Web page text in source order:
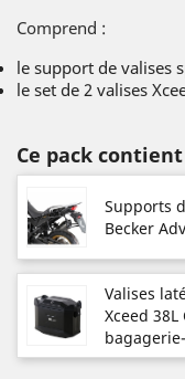
Comprend :
le support de valises
le set de 2 valises
Ce pack contient
Supports
Becker
Valises
Xceed